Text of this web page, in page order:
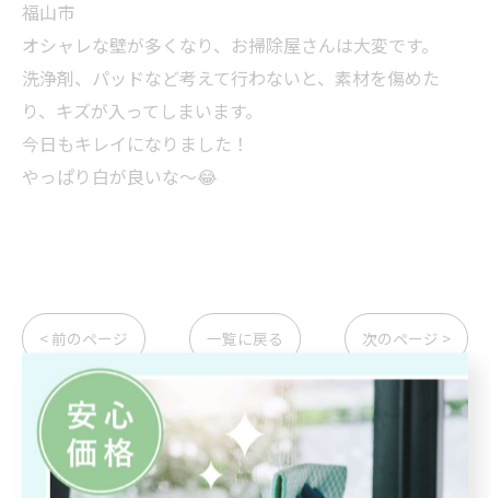
福山市
オシャレな壁が多くなり、お掃除屋さんは大変です。
洗浄剤、パッドなど考えて行わないと、素材を傷めた
り、キズが入ってしまいます。
今日もキレイになりました！
やっぱり白が良いな〜😂
< 前のページ 一覧に戻る 次のページ >
カテゴリー CATEGORIES